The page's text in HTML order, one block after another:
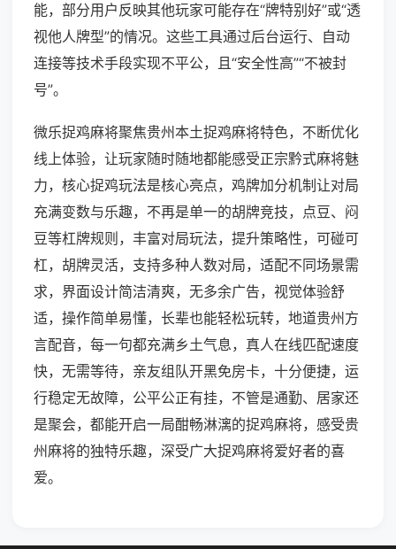
能，部分用户反映其他玩家可能存在“牌特别好”或“透
视他人牌型”的情况。这些工具通过后台运行、自动
连接等技术手段实现不平公，且“安全性高”“不被封
号”。
微乐捉鸡麻将聚焦贵州本土捉鸡麻将特色，不断优化
线上体验，让玩家随时随地都能感受正宗黔式麻将魅
力，核心捉鸡玩法是核心亮点，鸡牌加分机制让对局
充满变数与乐趣，不再是单一的胡牌竞技，点豆、闷
豆等杠牌规则，丰富对局玩法，提升策略性，可碰可
杠，胡牌灵活，支持多种人数对局，适配不同场景需
求，界面设计简洁清爽，无多余广告，视觉体验舒
适，操作简单易懂，长辈也能轻松玩转，地道贵州方
言配音，每一句都充满乡土气息，真人在线匹配速度
快，无需等待，亲友组队开黑免房卡，十分便捷，运
行稳定无故障，公平公正有挂，不管是通勤、居家还
是聚会，都能开启一局酣畅淋漓的捉鸡麻将，感受贵
州麻将的独特乐趣，深受广大捉鸡麻将爱好者的喜
爱。